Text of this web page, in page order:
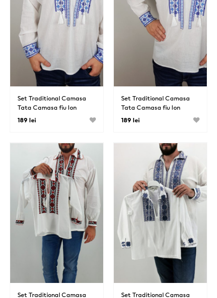
Set Traditional Camasa
Tata Camasa fiu Ion
189 lei
Set Traditional Camasa
Tata Camasa fiu Ion
189 lei
Set Traditional Camasa
Set Traditional Camasa